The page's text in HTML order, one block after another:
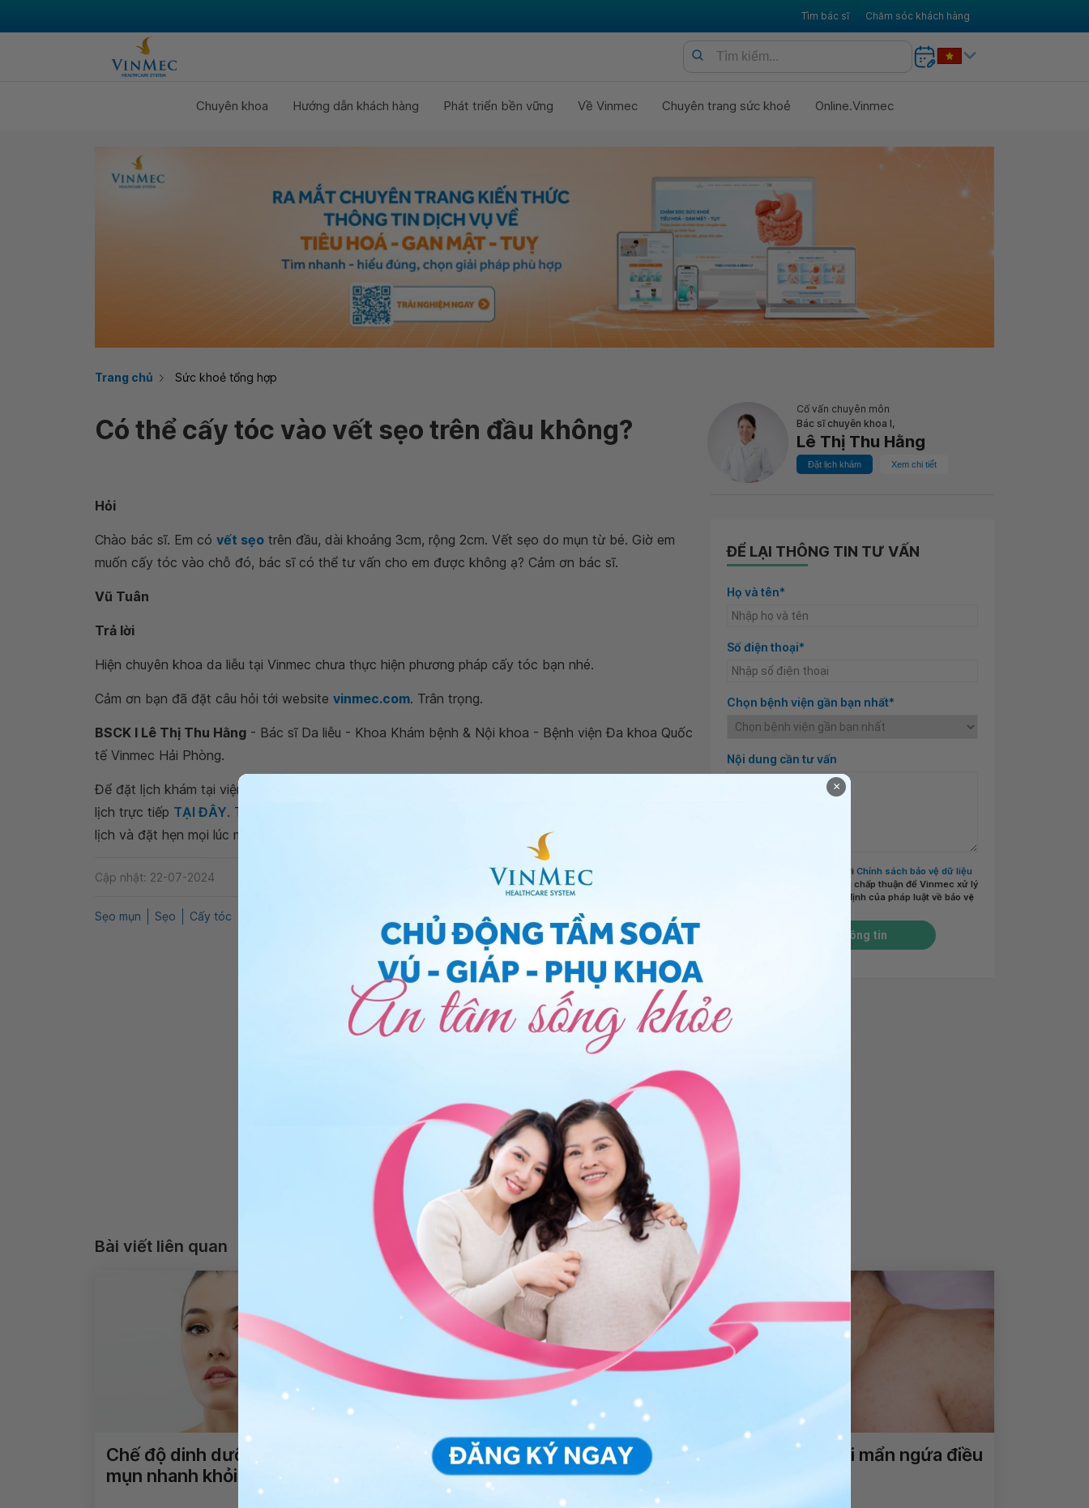
Tìm bác sĩ Chăm sóc khách hàng
Chuyên khoa Hướng dẫn khách hàng Phát triển bền vững Về Vinmec Chuyên trang sức khoẻ Online.Vinmec
Trang chủ Sức khoẻ tổng hợp
Có thể cấy tóc vào vết sẹo trên đầu không?
Cố vấn chuyên môn
Bác sĩ chuyên khoa I,
Lê Thị Thu Hằng
Đặt lịch khám Xem chi tiết
Hỏi
Chào bác sĩ. Em có vết sẹo trên đầu, dài khoảng 3cm, rộng 2cm. Vết sẹo do mụn từ bé. Giờ em
muốn cấy tóc vào chỗ đó, bác sĩ có thể tư vấn cho em được không ạ? Cảm ơn bác sĩ.
Vũ Tuân
Trả lời
Hiện chuyên khoa da liễu tại Vinmec chưa thực hiện phương pháp cấy tóc bạn nhé.
Cảm ơn bạn đã đặt câu hỏi tới website vinmec.com. Trân trọng.
BSCK I Lê Thị Thu Hằng - Bác sĩ Da liễu - Khoa Khám bệnh & Nội khoa - Bệnh viện Đa khoa Quốc
tế Vinmec Hải Phòng.
Để đặt lịch khám tại viện, Quý khách vui lòng bấm số
lịch trực tiếp TẠI ĐÂY. Tải và đặt lịch khám tự động trên ứng dụng My Vinmec để quản lý, theo dõi
lịch và đặt hẹn mọi lúc mọi nơi ngay trên ứng dụng.
Cập nhật: 22-07-2024 Chia sẻ
Sẹo mụn Sẹo Cấy tóc
ĐỂ LẠI THÔNG TIN TƯ VẤN
Họ và tên*
Số điện thoại*
Chọn bệnh viện gần bạn nhất*
Nội dung cần tư vấn
Tôi đã đọc và đồng ý với Chính sách bảo vệ dữ liệu
và chấp thuận để Vinmec xử lý
DLCN của tôi theo quy định của pháp luật về bảo vệ
Gửi thông tin
Bài viết liên quan
Chế độ dinh dưỡng cho da
mụn nhanh khỏi, mờ sẹo
Sẹo gãy xương gò má lâu năm
có tạo hình phục hồi được
không?
Trẻ bị sốt và nổi mẩn ngứa điều
×